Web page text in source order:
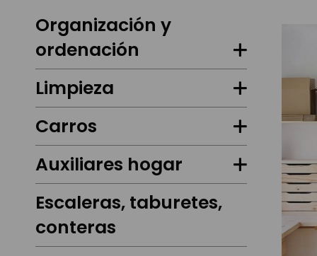
Organización y
ordenación
Limpieza
Carros
Auxiliares hogar
Escaleras, taburetes,
conteras